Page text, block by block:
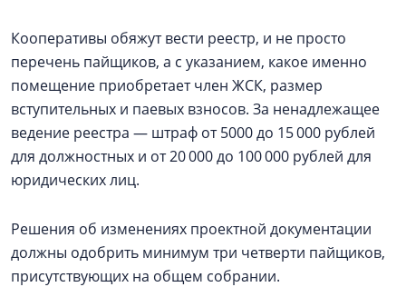
Кооперативы обяжут вести реестр, и не просто
перечень пайщиков, а с указанием, какое именно
помещение приобретает член ЖСК, размер
вступительных и паевых взносов. За ненадлежащее
ведение реестра — штраф от 5000 до 15 000 рублей
для должностных и от 20 000 до 100 000 рублей для
юридических лиц.
Решения об изменениях проектной документации
должны одобрить минимум три четверти пайщиков,
присутствующих на общем собрании.